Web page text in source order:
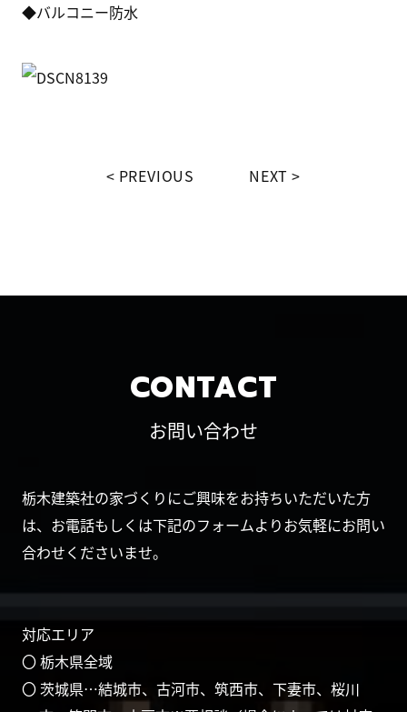
◆バルコニー防水
PREVIOUS NEXT
CONTACT
お問い合わせ
栃木建築社の家づくりにご興味をお持ちいただいた方
は、お電話もしくは下記のフォームよりお気軽にお問い
合わせくださいませ。
対応エリア
〇 栃木県全域
〇 茨城県…結城市、古河市、筑西市、下妻市、桜川